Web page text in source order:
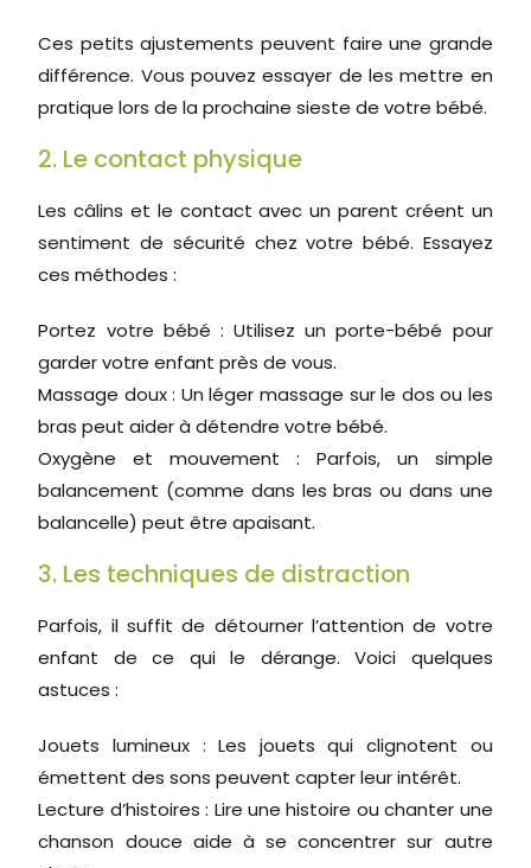
Ces petits ajustements peuvent faire une grande
différence. Vous pouvez essayer de les mettre en
pratique lors de la prochaine sieste de votre bébé.
2. Le contact physique
Les câlins et le contact avec un parent créent un
sentiment de sécurité chez votre bébé. Essayez
ces méthodes :
Portez votre bébé : Utilisez un porte-bébé pour
garder votre enfant près de vous.
Massage doux : Un léger massage sur le dos ou les
bras peut aider à détendre votre bébé.
Oxygène et mouvement : Parfois, un simple
balancement (comme dans les bras ou dans une
balancelle) peut être apaisant.
3. Les techniques de distraction
Parfois, il suffit de détourner l’attention de votre
enfant de ce qui le dérange. Voici quelques
astuces :
Jouets lumineux : Les jouets qui clignotent ou
émettent des sons peuvent capter leur intérêt.
Lecture d’histoires : Lire une histoire ou chanter une
chanson douce aide à se concentrer sur autre